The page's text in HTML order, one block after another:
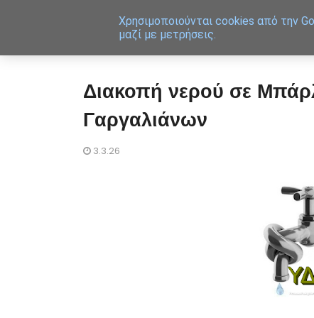
Διακοπή νερού σε
Γαργαλιάνων
3.3.26
Χρησιμοποιoύνται cookies από την
μαζί με μετρήσεις.